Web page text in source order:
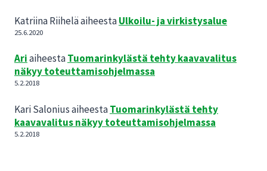
Katriina RiiheläaiheestaUlkoilu- ja virkistysalue
25.6.2020
AriaiheestaTuomarinkylästä tehty kaavavalitus
näkyy toteuttamisohjelmassa
5.2.2018
Kari SaloniusaiheestaTuomarinkylästä tehty
kaavavalitus näkyy toteuttamisohjelmassa
5.2.2018